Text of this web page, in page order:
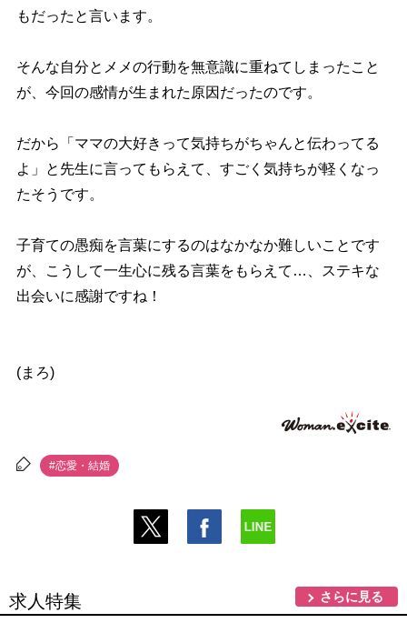
もだったと言います。
そんな自分とメメの行動を無意識に重ねてしまったこと
が、今回の感情が生まれた原因だったのです。
だから「ママの大好きって気持ちがちゃんと伝わってる
よ」と先生に言ってもらえて、すごく気持ちが軽くなっ
たそうです。
子育ての愚痴を言葉にするのはなかなか難しいことです
が、こうして一生心に残る言葉をもらえて…、ステキな
出会いに感謝ですね！
(まろ)
#恋愛・結婚
求人特集 さらに見る